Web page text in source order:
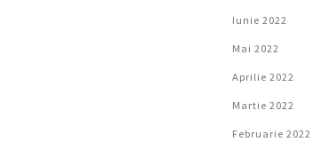
Iunie 2022
Mai 2022
Aprilie 2022
Martie 2022
Februarie 2022